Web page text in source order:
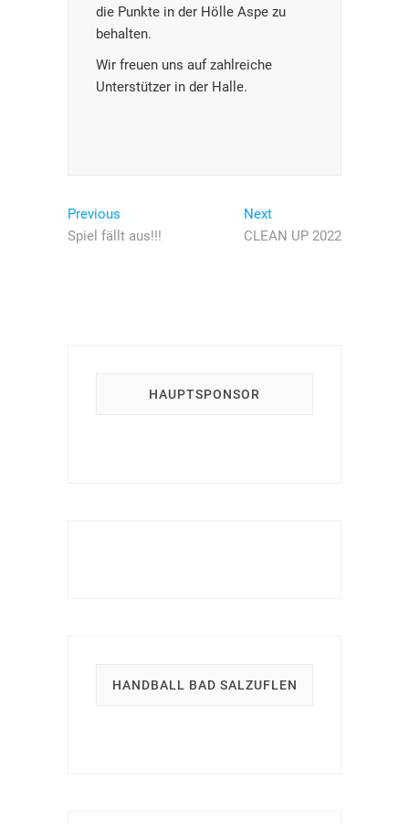
die Punkte in der Hölle Aspe zu
behalten.
Wir freuen uns auf zahlreiche
Unterstützer in der Halle.
Beitragsnavigation
Previous
post:
Spiel fällt aus!!!
NextNext
post:
CLEAN UP 2022
HAUPTSPONSOR
HANDBALL BAD SALZUFLEN